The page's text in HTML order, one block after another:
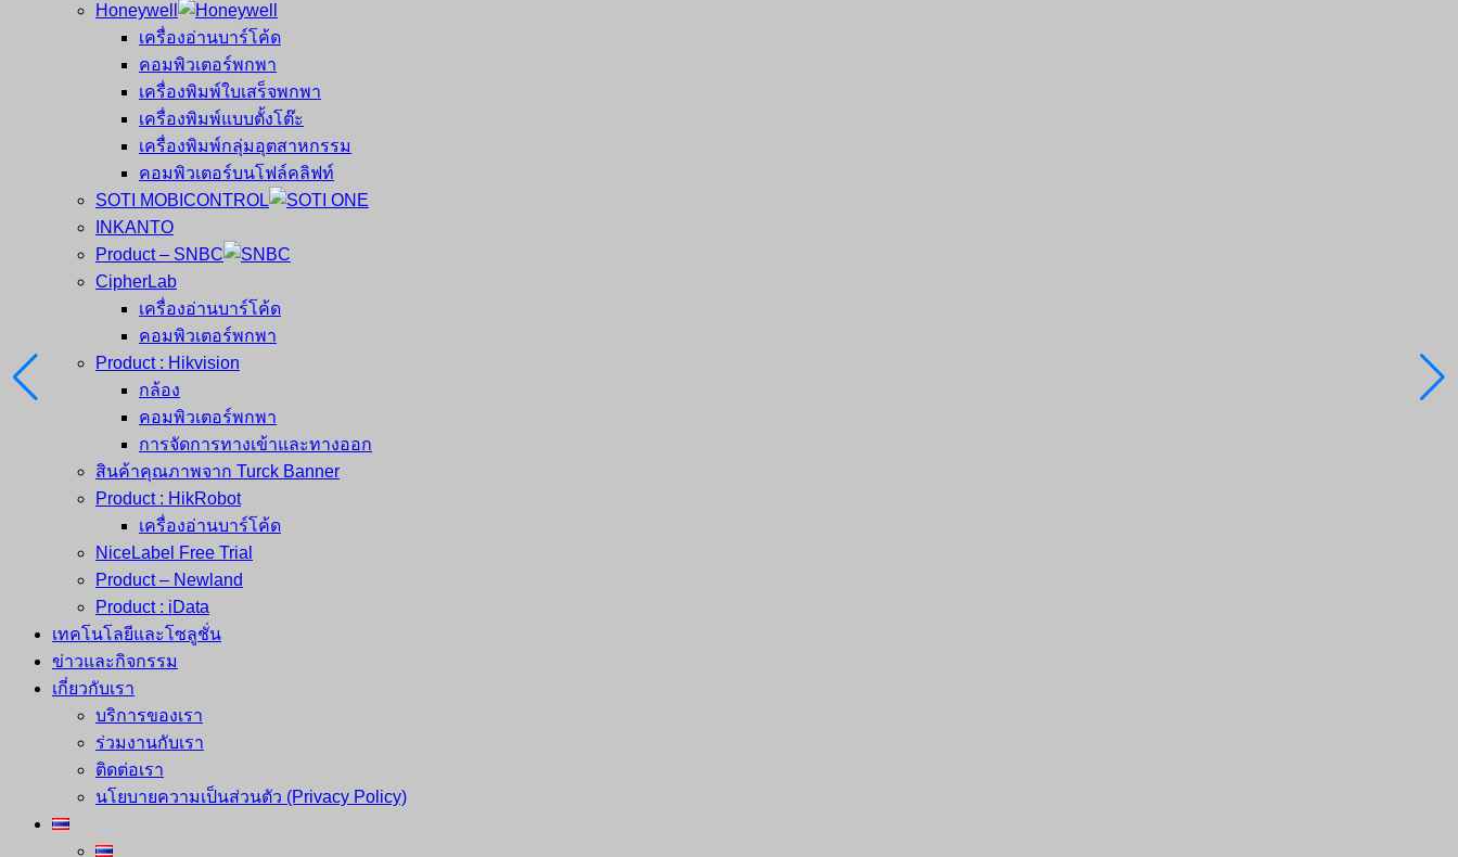
Honeywell
เครื่องอ่านบาร์โค้ด
คอมพิวเตอร์พกพา
เครื่องพิมพ์ใบเสร็จพกพา
เครื่องพิมพ์แบบตั้งโต๊ะ
เครื่องพิมพ์กลุ่มอุตสาหกรรม
คอมพิวเตอร์บนโฟล์คลิฟท์
SOTI MOBICONTROL
INKANTO
Product – SNBC
CipherLab
เครื่องอ่านบาร์โค้ด
คอมพิวเตอร์พกพา
Product : Hikvision
กล้อง
คอมพิวเตอร์พกพา
การจัดการทางเข้าและทางออก
สินค้าคุณภาพจาก Turck Banner
Product : HikRobot
เครื่องอ่านบาร์โค้ด
NiceLabel Free Trial
Product – Newland
Product : iData
เทคโนโลยีและโซลูชั่น
ข่าวและกิจกรรม
เกี่ยวกับเรา
บริการของเรา
ร่วมงานกับเรา
ติดต่อเรา
นโยบายความเป็นส่วนตัว (Privacy Policy)